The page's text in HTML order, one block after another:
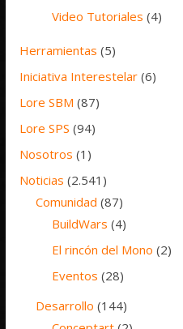
Video Tutoriales (4)
Herramientas (5)
Iniciativa Interestelar (6)
Lore SBM (87)
Lore SPS (94)
Nosotros (1)
Noticias (2.541)
Comunidad (87)
BuildWars (4)
El rincón del Mono (2)
Eventos (28)
Desarrollo (144)